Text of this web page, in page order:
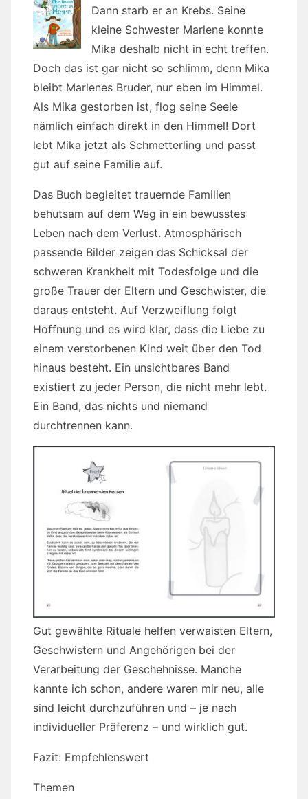
Dann starb er an Krebs. Seine
kleine Schwester Marlene konnte
Mika deshalb nicht in echt treffen.
Doch das ist gar nicht so schlimm, denn Mika
bleibt Marlenes Bruder, nur eben im Himmel.
Als Mika gestorben ist, flog seine Seele
nämlich einfach direkt in den Himmel! Dort
lebt Mika jetzt als Schmetterling und passt
gut auf seine Familie auf.
Das Buch begleitet trauernde Familien
behutsam auf dem Weg in ein bewusstes
Leben nach dem Verlust. Atmosphärisch
passende Bilder zeigen das Schicksal der
schweren Krankheit mit Todesfolge und die
große Trauer der Eltern und Geschwister, die
daraus entsteht. Auf Verzweiflung folgt
Hoffnung und es wird klar, dass die Liebe zu
einem verstorbenen Kind weit über den Tod
hinaus besteht. Ein unsichtbares Band
existiert zu jeder Person, die nicht mehr lebt.
Ein Band, das nichts und niemand
durchtrennen kann.
Gut gewählte Rituale helfen verwaisten Eltern,
Geschwistern und Angehörigen bei der
Verarbeitung der Geschehnisse. Manche
kannte ich schon, andere waren mir neu, alle
sind leicht durchzuführen und – je nach
individueller Präferenz – und wirklich gut.
Fazit: Empfehlenswert
Themen